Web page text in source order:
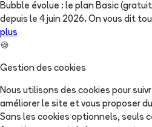
Bubble évolue : le plan Basic
depuis le 4 juin 2026. On vous dit
plus
🍪
Gestion des cookies
Nous utilisons des cookies pour
améliorer le site et vous proposer
Sans les cookies optionnels, seuls